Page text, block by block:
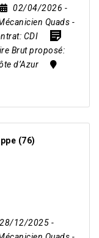
02/04/2026 -
Quads -
CDI
Brut proposé:
d’Azur
(76)
28/12/2025 -